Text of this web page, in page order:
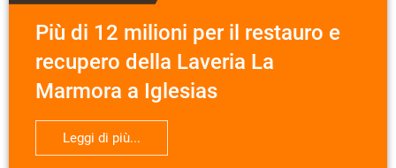
Più di 12 milioni per il restauro e
recupero della Laveria La
Marmora a Iglesias
Leggi di più...